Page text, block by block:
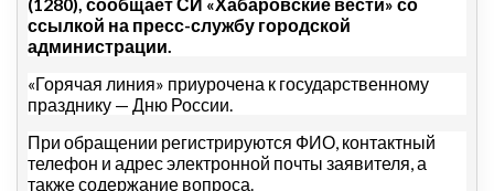
(1280), сообщает СИ «Хабаровские вести» со
ссылкой на пресс-службу городской
администрации.
«Горячая линия» приурочена к государственному
празднику — Дню России.
При обращении регистрируются ФИО, контактный
телефон и адрес электронной почты заявителя, а
также содержание вопроса.